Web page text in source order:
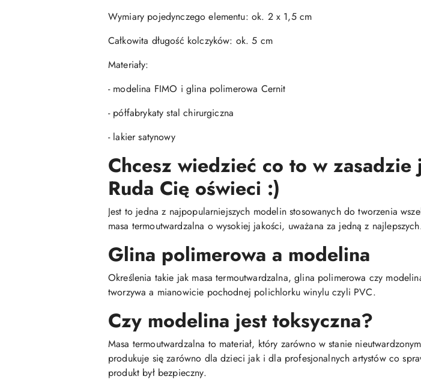
Wymiary pojedynczego elementu: ok. 2 x 1,5 cm
Całkowita długość kolczyków: ok. 5 cm
Materiały:
- modelina FIMO i glina polimerowa Cernit
- półfabrykaty stal chirurgiczna
- lakier satynowy
Chcesz wiedzieć co to w zasadzie
Ruda Cię oświeci :)
Jest to jedna z najpopularniejszych modelin stosowanych do tworzenia
masa termoutwardzalna o wysokiej jakości, uważana za jedną z
Glina polimerowa a modelina
Określenia takie jak masa termoutwardzalna, glina polimerowa czy
tworzywa a mianowicie pochodnej polichlorku winylu czyli PVC.
Czy modelina jest toksyczna?
Masa termoutwardzalna to materiał, który zarówno w stanie
produkuje się zarówno dla dzieci jak i dla profesjonalnych artystów co
produkt był bezpieczny.